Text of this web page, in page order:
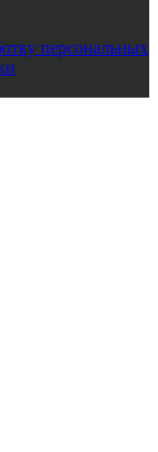
персональных